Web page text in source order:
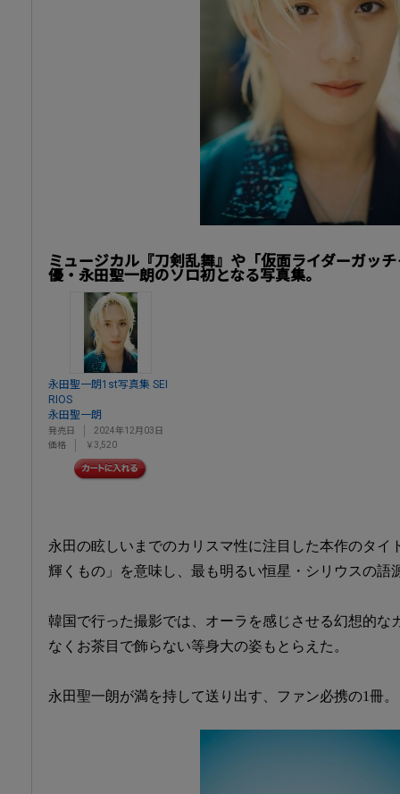
ミュージカル『刀剣乱舞』や「仮面ライダーガッ
優・永田聖一朗のソロ初となる写真集。
永田聖一朗1st写真集 SEI
RIOS
永田聖一朗
発売日
2024年12月03日
価格
￥3,520
永田の眩しいまでのカリスマ性に注目した本作のタイ
輝くもの」を意味し、最も明るい恒星・シリウスの語
韓国で行った撮影では、オーラを感じさせる幻想的な
なくお茶目で飾らない等身大の姿もとらえた。
永田聖一朗が満を持して送り出す、ファン必携の1冊。